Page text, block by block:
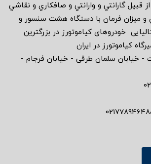
قبيل گارانتي و وارانتي و صافكاري و نقاشي
و ميزان فرمان با دستگاه هشت سنسور و
خودروهاى كياموتورز در بزرگترين
كياموتورز در ايران
- خيابان سلمان طرقى - خيابان فرجام -